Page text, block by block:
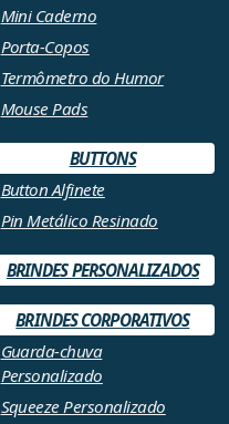
Mini Caderno
Porta-Copos
Termômetro do Humor
Mouse Pads
BUTTONS
Button Alfinete
Pin Metálico Resinado
BRINDES PERSONALIZADOS
BRINDES CORPORATIVOS
Guarda-chuva
Personalizado
Squeeze Personalizado